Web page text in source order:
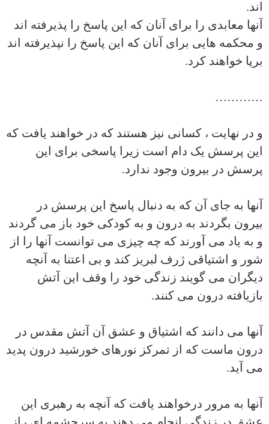
اند.
آنها معابدی را برای آنان که این پاسخ را پذیرفته اند
و محکمه هایی برای آنان که این پاسخ را نپذیرفته اند
برپا خواهند کرد.
…………
و در نهایت ، کسانی نیز هستند که در خواهند یافت که
این پرسش یک دام است زیرا پاسخی برای این
پرسش در بیرون وجود ندارد.
آنها به جای آن که به دنبال پاسخ این پرسش در
بیرون بگردند به درون و به کودکی خود باز می گردند
و به یاد می آورند که چه چیزی می توانست آنها را از
شور و اشتیاقی ژرف لبریز کند و بی اعتنا به آنچه
دیگران می گویند زندگی خود را وقف این آتش
بازیافته درون می کنند.
آنها می دانند که اشتیاق و عشق آن آتش مقدس در
درون ماست که از تمرکز نورهای خورشید درون پدید
می آید.
آنها به مرور درخواهند یافت که آنچه به رهبری این